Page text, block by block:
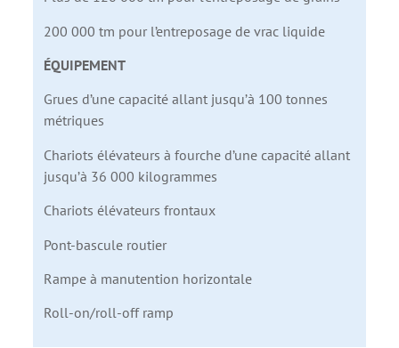
200 000 tm pour l’entreposage de vrac liquide
ÉQUIPEMENT
Grues d’une capacité allant jusqu’à 100 tonnes
métriques
Chariots élévateurs à fourche d’une capacité allant
jusqu’à 36 000 kilogrammes
Chariots élévateurs frontaux
Pont-bascule routier
Rampe à manutention horizontale
Roll-on/roll-off ramp